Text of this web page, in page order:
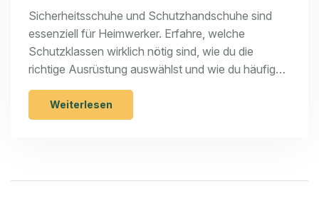
Sicherheitsschuhe und Schutzhandschuhe sind
essenziell für Heimwerker. Erfahre, welche
Schutzklassen wirklich nötig sind, wie du die
richtige Ausrüstung auswählst und wie du häufige
Fehler vermeidest.
Weiterlesen